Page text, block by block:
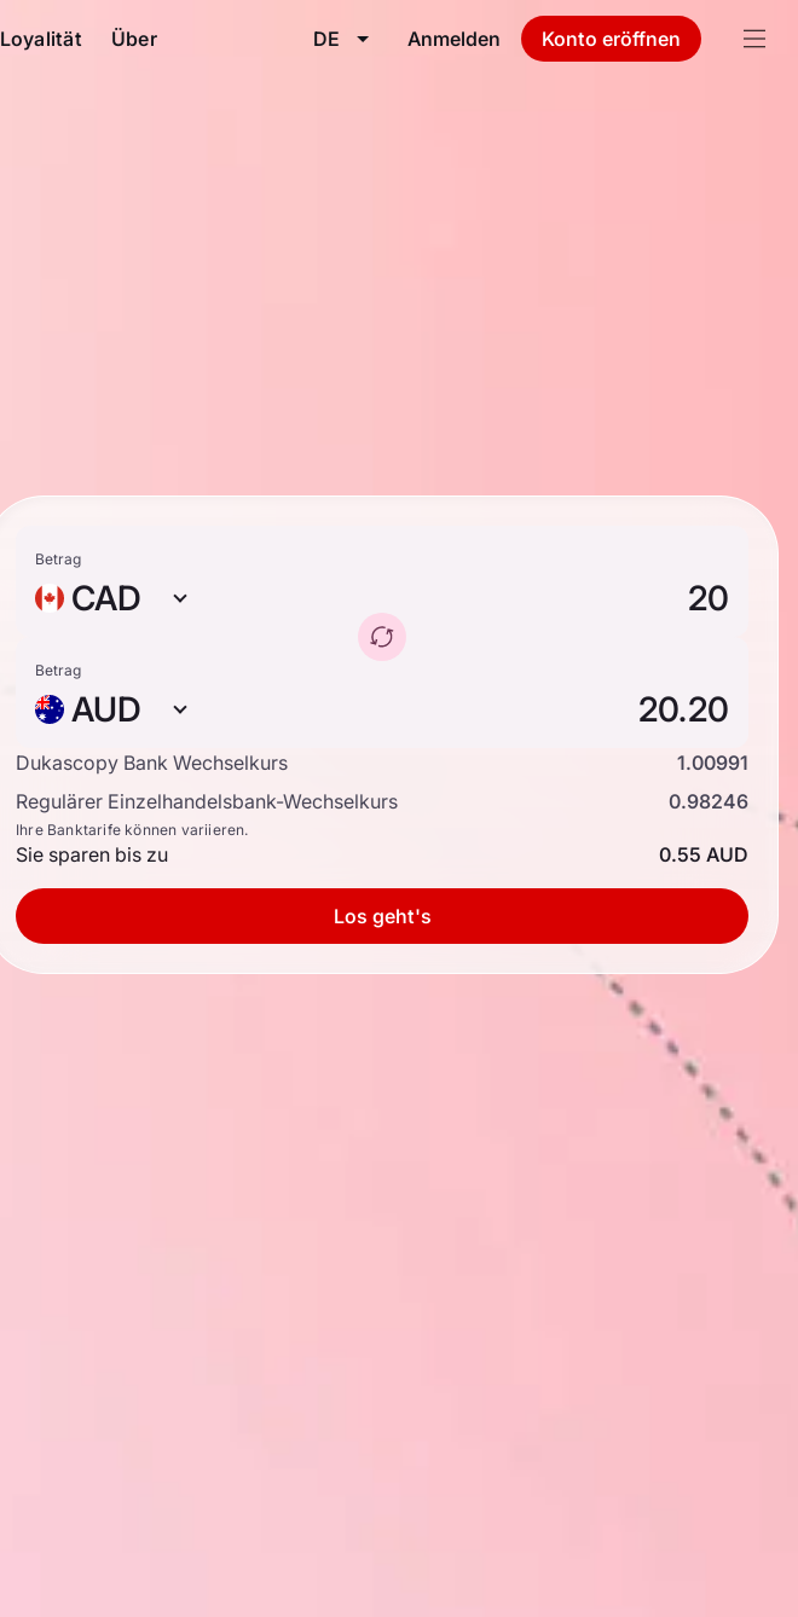
Loyalität Über DE Anmelden Konto eröffnen
Betrag
CAD
Betrag
AUD
Dukascopy Bank Wechselkurs
1.00991
Regulärer Einzelhandelsbank-Wechselkurs
0.98246
Ihre Banktarife können variieren.
Sie sparen bis zu 0.55 AUD
Los geht's